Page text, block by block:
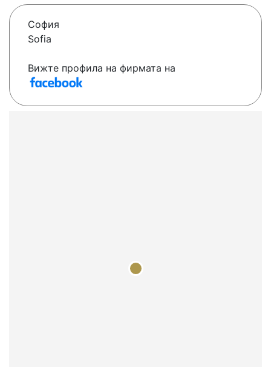
София
Sofia
Вижте профила на фирмата на